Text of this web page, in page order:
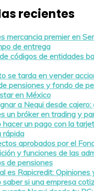
recientes
mercancia premier en
de entrega
códigos de entidades
se tarda en vender
pensiones y fondo de
en México
a Nequi desde
un bróker en trading y
hacer un pago con la
rápida
aprobados por el
y funciones de las
de pensiones
es Rapicredit: Opiniones
saber si una empresa